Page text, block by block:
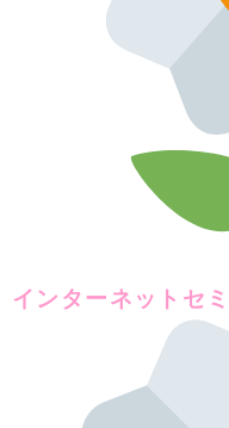
インターネットセ